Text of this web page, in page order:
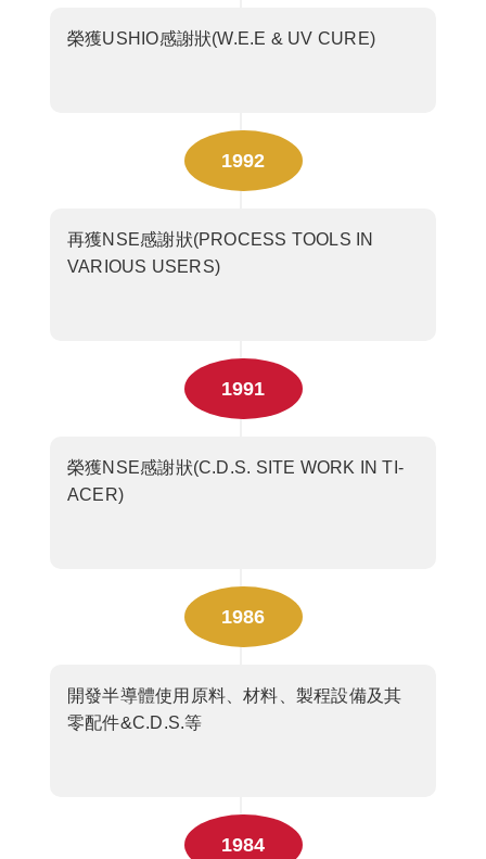
榮獲USHIO感謝狀(W.E.E & UV CURE)
1992
再獲NSE感謝狀(PROCESS TOOLS IN
VARIOUS USERS)
1991
榮獲NSE感謝狀(C.D.S. SITE WORK IN TI-
ACER)
1986
開發半導體使用原料、材料、製程設備及其
零配件&C.D.S.等
1984